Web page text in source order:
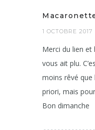
1 OCTOBRE 2017
Merci du lien et
vous ait plu.
moins rêvé
priori, mais
Bon dimanche